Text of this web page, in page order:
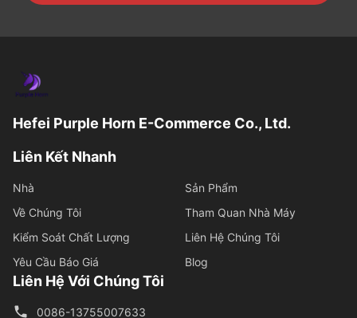
Hefei Purple Horn E-Commerce Co., Ltd.
Liên Kết Nhanh
Nhà
Sản Phẩm
Về Chúng Tôi
Tham Quan Nhà Máy
Kiểm Soát Chất Lượng
Liên Hệ Chúng Tôi
Yêu Cầu Báo Giá
Blog
Liên Hệ Với Chúng Tôi
0086-13755007633